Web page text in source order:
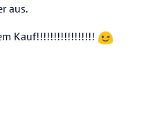
aus.
Kauf!!!!!!!!!!!!!!!!!